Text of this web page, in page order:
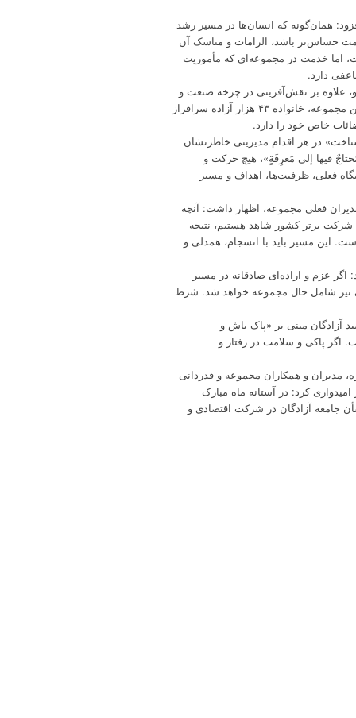
همان‌گونه که انسان‌ها در مسیر رشد
حساس‌تر باشد، الزامات و مناسک آن
اما خدمت در مجموعه‌ای که مأموریت
دارد.
علاوه بر نقش‌آفرینی در چرخه صنعت و
اقتصاد کشور، رسالتی ارزشی و فرهنگی بر عهده دارند؛ زیرا مخاطب این مجموعه، خانواده ۴۳ هزار آزاده سرافراز
خاص خود را دارد.
در هر اقدام مدیریتی خاطرنشان
فيها إلى مَعرِفَةٍ»، هیچ حرکت و
فعلی، ظرفیت‌ها، اهداف و مسیر
فعلی مجموعه، اظهار داشت: آنچه
امروز به عنوان دستاوردهای ارزشمند شرکت و قرار گرفتن در جمع ۱۰۰ شرکت برتر کشور شاهد هستیم، نتیجه
این مسیر باید با انسجام، همدلی و
اگر عزم و اراده‌ای صادقانه در مسیر
نیز شامل حال مجموعه خواهد شد. شرط
آزادگان مبنی بر «پاک باش و
اگر پاکی و سلامت در رفتار و
مدیران و همکاران مجموعه و قدردانی
کرد: در آستانه ماه مبارک
جامعه آزادگان در شرکت اقتصادی و